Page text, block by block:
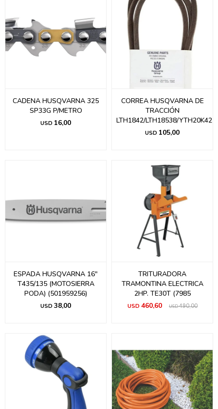
CADENA HUSQVARNA 325
SP33G P/METRO
USD 16,00
CORREA HUSQVARNA DE
TRACCIÓN
LTH1842/LTH18538/YTH20K42
USD 105,00
ESPADA HUSQVARNA 16"
T435/135 (MOTOSIERRA
PODA) (501959256)
USD 38,00
TRITURADORA
TRAMONTINA ELECTRICA
2HP. TE30T (7985
USD 460,60 USD490,00